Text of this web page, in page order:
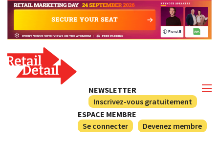
NEWSLETTER
Inscrivez-vous gratuitement
ESPACE MEMBRE
Se connecter
Devenez membre